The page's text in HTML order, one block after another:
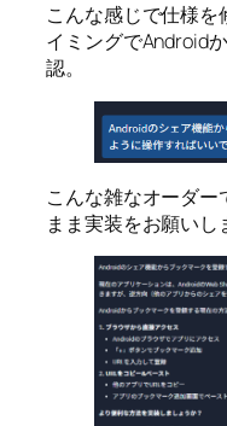
こんな感じで仕様
イミングでAndroid
認。
こんな雑なオーダ
まま実装をお願いし